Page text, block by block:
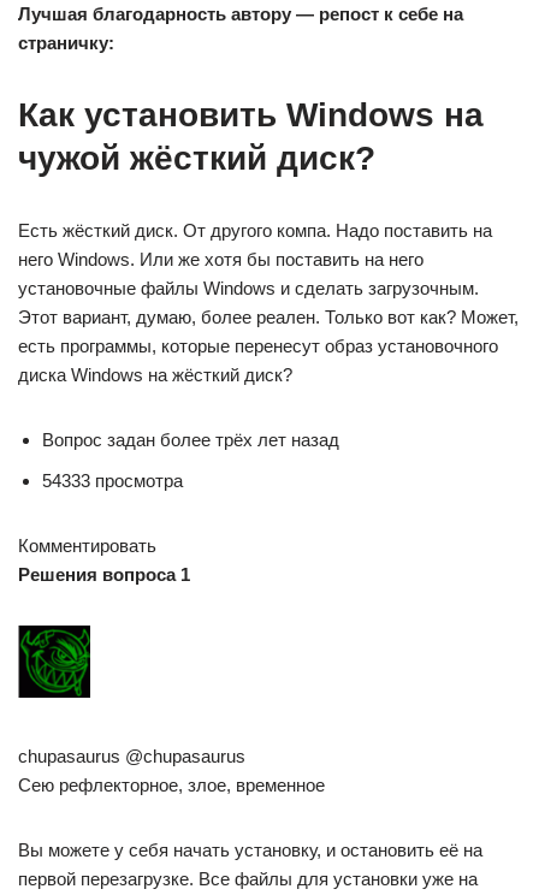
Лучшая благодарность автору — репост к себе на
страничку:
Как установить Windows на
чужой жёсткий диск?
Есть жёсткий диск. От другого компа. Надо поставить на
него Windows. Или же хотя бы поставить на него
установочные файлы Windows и сделать загрузочным.
Этот вариант, думаю, более реален. Только вот как? Может,
есть программы, которые перенесут образ установочного
диска Windows на жёсткий диск?
Вопрос задан более трёх лет назад
54333 просмотра
Комментировать
Решения вопроса 1
chupasaurus @chupasaurus
Сею рефлекторное, злое, временное
Вы можете у себя начать установку, и остановить её на
первой перезагрузке. Все файлы для установки уже на